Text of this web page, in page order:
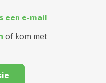
een e-mail
of kom met